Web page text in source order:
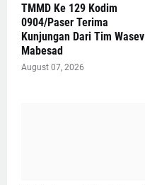
TMMD Ke 129 Kodim
0904/Paser Terima
Kunjungan Dari Tim Wasev
Mabesad
August 07, 2026